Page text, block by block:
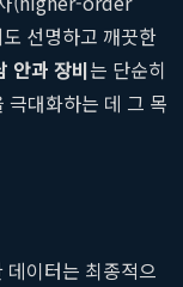
선명하고 깨끗한
안과 장비는 단순히
대화하는 데 그 목
이터는 최종적으